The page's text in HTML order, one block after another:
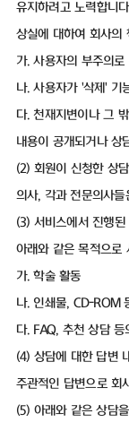
유지하려고 노력합니
상실에 대하여 회사의
가. 사용자의 부주의
나. 사용자가 '삭제' 기
다. 천재지변이나 그
내용이 공개되거나 상
(2) 회원이 신청한 상
의사, 각과 전문의사
(3) 서비스에서 진행
아래와 같은 목적으로
가. 학술 활동
나. 인쇄물, CD-ROM
다. FAQ, 추천 상담
(4) 상담에 대한 답변
주관적인 답변으로 회
(5) 아래와 같은 상담